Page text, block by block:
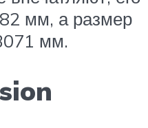
мм, а размер
мм.